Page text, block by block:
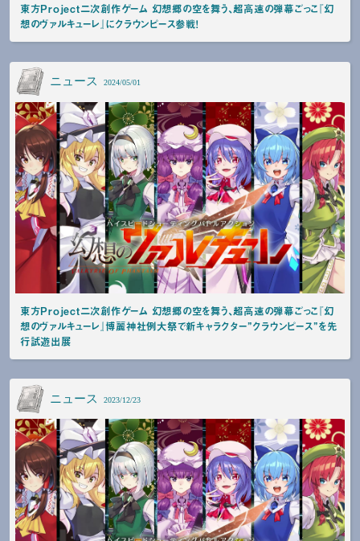
東方Project二次創作ゲーム 幻想郷の空を舞う、超高速の弾幕ごっこ『幻
想のヴァルキューレ』にクラウンピース参戦！
ニュース 2024/05/01
東方Project二次創作ゲーム 幻想郷の空を舞う、超高速の弾幕ごっこ『幻
想のヴァルキューレ』博麗神社例大祭で新キャラクター”クラウンピース”を先
行試遊出展
ニュース 2023/12/23